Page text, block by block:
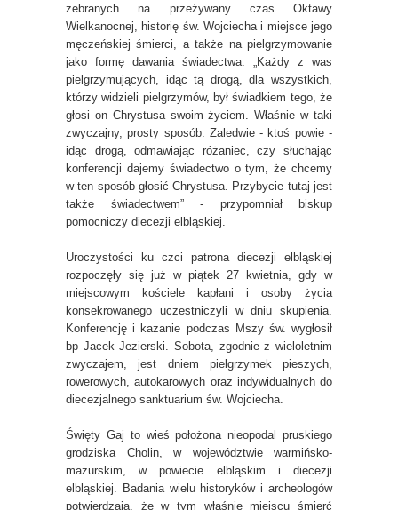
zebranych na przeżywany czas Oktawy
Wielkanocnej, historię św. Wojciecha i miejsce jego
męczeńskiej śmierci, a także na pielgrzymowanie
jako formę dawania świadectwa. „Każdy z was
pielgrzymujących, idąc tą drogą, dla wszystkich,
którzy widzieli pielgrzymów, był świadkiem tego, że
głosi on Chrystusa swoim życiem. Właśnie w taki
zwyczajny, prosty sposób. Zaledwie - ktoś powie -
idąc drogą, odmawiając różaniec, czy słuchając
konferencji dajemy świadectwo o tym, że chcemy
w ten sposób głosić Chrystusa. Przybycie tutaj jest
także świadectwem” - przypomniał biskup
pomocniczy diecezji elbląskiej.
Uroczystości ku czci patrona diecezji elbląskiej
rozpoczęły się już w piątek 27 kwietnia, gdy w
miejscowym kościele kapłani i osoby życia
konsekrowanego uczestniczyli w dniu skupienia.
Konferencję i kazanie podczas Mszy św. wygłosił
bp Jacek Jezierski. Sobota, zgodnie z wieloletnim
zwyczajem, jest dniem pielgrzymek pieszych,
rowerowych, autokarowych oraz indywidualnych do
diecezjalnego sanktuarium św. Wojciecha.
Święty Gaj to wieś położona nieopodal pruskiego
grodziska Cholin, w województwie warmińsko-
mazurskim, w powiecie elbląskim i diecezji
elbląskiej. Badania wielu historyków i archeologów
potwierdzają, że w tym właśnie miejscu śmierć